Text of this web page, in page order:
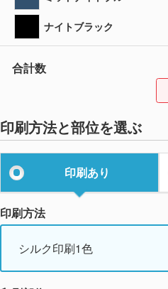
ナイトブラック
合計数
印刷方法と部位を選ぶ
印刷あり
印刷方法
シルク印刷1色